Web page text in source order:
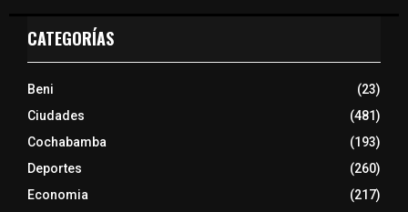
CATEGORÍAS
Beni
(23)
Ciudades
(481)
Cochabamba
(193)
Deportes
(260)
Economia
(217)